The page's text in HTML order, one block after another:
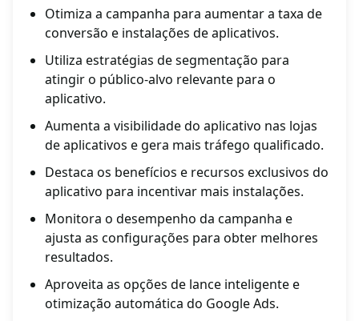
Otimiza a campanha para aumentar a taxa de
conversão e instalações de aplicativos.
Utiliza estratégias de segmentação para
atingir o público-alvo relevante para o
aplicativo.
Aumenta a visibilidade do aplicativo nas lojas
de aplicativos e gera mais tráfego qualificado.
Destaca os benefícios e recursos exclusivos do
aplicativo para incentivar mais instalações.
Monitora o desempenho da campanha e
ajusta as configurações para obter melhores
resultados.
Aproveita as opções de lance inteligente e
otimização automática do Google Ads.